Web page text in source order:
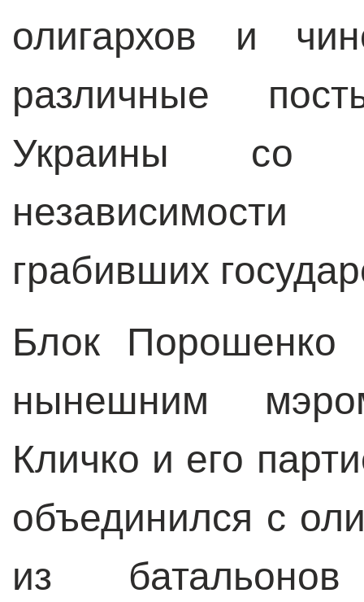
олигархов и
различные
Украины со
грабивших
Блок Порошенко
нынешним
Кличко и его
объединился с
из